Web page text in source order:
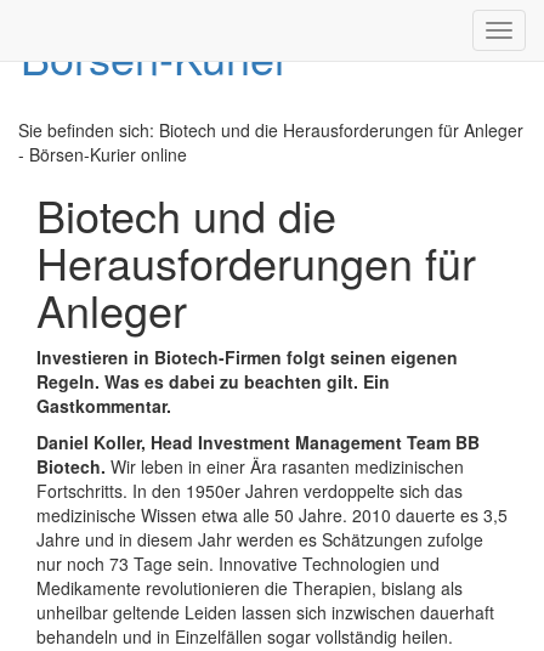
Sie befinden sich: Biotech und die Herausforderungen für Anleger
- Börsen-Kurier online
Biotech und die
Herausforderungen für
Anleger
Investieren in Biotech-Firmen folgt seinen eigenen
Regeln. Was es dabei zu beachten gilt. Ein
Gastkommentar.
Daniel Koller, Head Investment Management Team BB
Biotech. Wir leben in einer Ära rasanten medizinischen
Fortschritts. In den 1950er Jahren verdoppelte sich das
medizinische Wissen etwa alle 50 Jahre. 2010 dauerte es 3,5
Jahre und in diesem Jahr werden es Schätzungen zufolge
nur noch 73 Tage sein. Innovative Technologien und
Medikamente revolutionieren die Therapien, bislang als
unheilbar geltende Leiden lassen sich inzwischen dauerhaft
behandeln und in Einzelfällen sogar vollständig heilen.